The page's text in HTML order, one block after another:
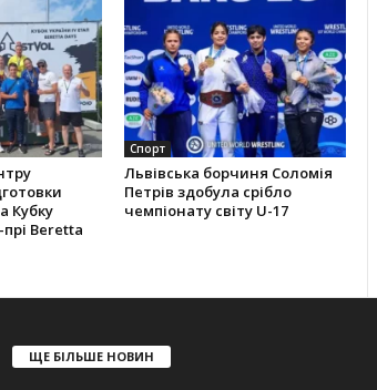
Кубку
Beretta
Спорт
Львівська борчиня Соломія
Петрів здобула срібло
чемпіонату світу U-17
ЩЕ БІЛЬШЕ НОВИН